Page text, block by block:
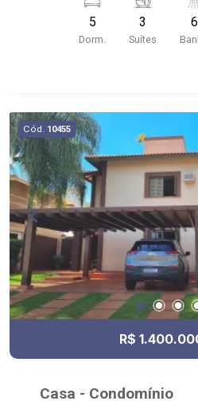
Despensa com armários -
Varanda gourmet -
- Piscina com vestiário -
Localizado próximo ao
Ribeirão Preto
5
Dorm.
3
Suítes
6
Cód. 10455
R$
Casa - Condomínio